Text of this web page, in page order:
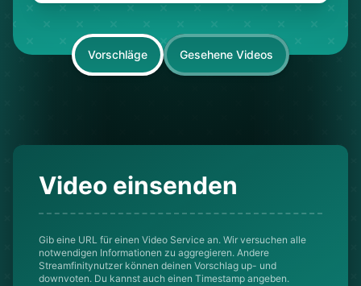
Vorschläge Gesehene Videos
Video einsenden
Gib eine URL für einen Video Service an. Wir versuchen alle
notwendigen Informationen zu aggregieren. Andere
Streamfinitynutzer können deinen Vorschlag up- und
downvoten. Du kannst auch einen Timestamp angeben.